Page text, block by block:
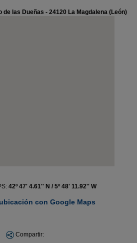
de las Dueñas - 24120 La Magdalena (León)
42º 47' 4.61'' N / 5º 48' 11.92'' W
con Google Maps
Compartir: